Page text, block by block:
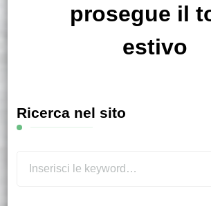
prosegue il
estivo
Ricerca nel sito